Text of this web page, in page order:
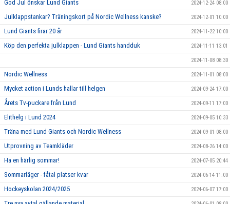
God Jul önskar Lund Giants 2024-12-24 08:00
Julklappstankar? Träningskort på Nordic Wellness kanske? 2024-12-01 10:00
Lund Giants firar 20 år 2024-11-22 10:00
Köp den perfekta julklappen - Lund Giants handduk 2024-11-11 13:01
2024-11-08 08:30
Nordic Wellness 2024-11-01 08:00
Mycket action i Lunds hallar till helgen 2024-09-24 17:00
Årets Tv-puckare från Lund 2024-09-11 17:00
Elithelg i Lund 2024 2024-09-05 10:33
Träna med Lund Giants och Nordic Wellness 2024-09-01 08:00
Utprovning av Teamkläder 2024-08-26 14:00
Ha en härlig sommar! 2024-07-05 20:44
Sommarläger - fåtal platser kvar 2024-06-14 11:00
Hockeyskolan 2024/2025 2024-06-07 17:00